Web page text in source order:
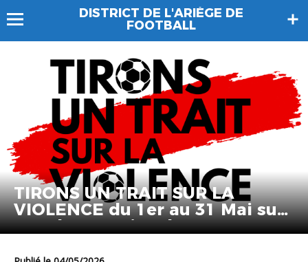
DISTRICT DE L'ARIÈGE DE
FOOTBALL
TIRONS UN TRAIT SUR LA
VIOLENCE du 1er au 31 Mai sur
tous les terrains de Sport